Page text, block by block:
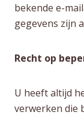
bekende e-
gegevens zijn
Recht op
U heeft altijd
verwerken die